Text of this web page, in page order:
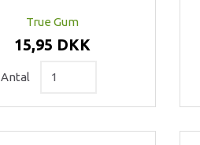
True Gum
15,95 DKK
Antal